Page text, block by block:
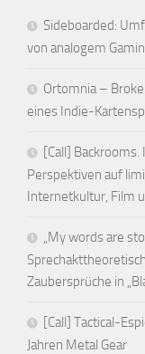
Sideboarded:
von analogem
Ortomnia –
eines Indie-
[Call]
Perspektiven auf
Internetkultur, Film
„My words are
Zaubersprüche in
[Call] Tactical-
Jahren Metal Gear